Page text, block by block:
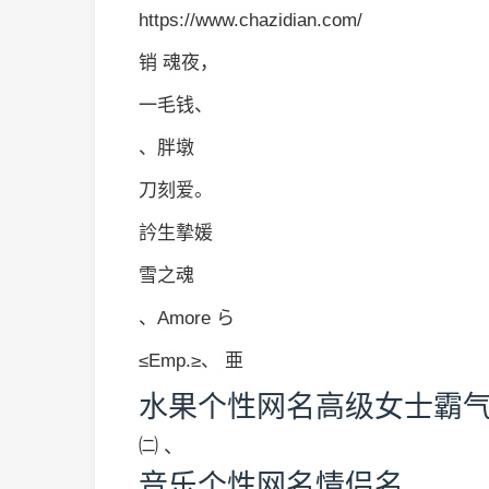
https://www.chazidian.com/
销 魂夜，
一毛钱、
、胖墩
刀刻爱。
訡生摯媛
雪之魂
、Amore ら
≤Emp.≥、 亜
水果个性网名高级女士霸
㈡ 、